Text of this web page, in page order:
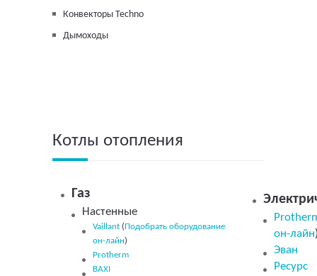
Конвекторы Techno
Дымоходы
Котлы отопления
Газ
Настенные
Vaillant ( Подобрать оборудование
он-лайн)
Protherm
BAXI
он-лайн
Эван
Ресурс